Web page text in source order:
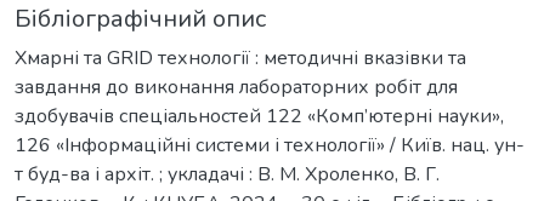
Бібліографічний опис
Хмарні та GRID технології : методичні вказівки та
завдання до виконання лабораторних робіт для
здобувачів спеціальностей 122 «Комп’ютерні науки»,
126 «Інформаційні системи і технології» / Київ. нац. ун-
т буд-ва і архіт. ; укладачі : В. М. Хроленко, В. Г.